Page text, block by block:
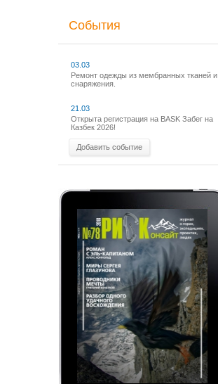
События
03.03
Ремонт одежды из мембранных тканей и
снаряжения.
21.03
Открыта регистрация на BASK Забег на
Казбек 2026!
Добавить событие